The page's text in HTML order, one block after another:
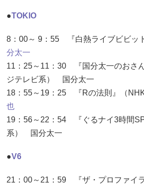
●TOKIO
8：00～ 9：55 『白熱ライブビビッ
分太一
11：25～11：30 『国分太一のおさ
ジテレビ系） 国分太一
18：55～19：25 『Rの法則』（
也
19：56～22：54 『ぐるナイ3時間
系） 国分太一
●V6
21：00～21：59 『ザ・プロファイ